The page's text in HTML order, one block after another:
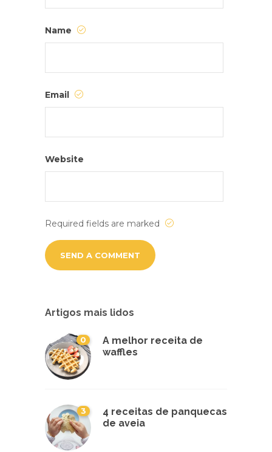
Name
Email
Website
Required fields are marked
Artigos mais lidos
0
A melhor receita de
waffles
3
4 receitas de panquecas
de aveia